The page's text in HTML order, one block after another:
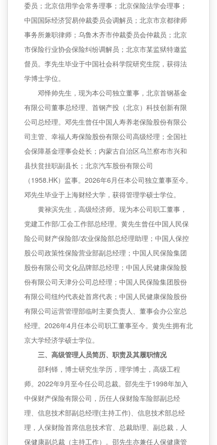
委员；北京信用学会常务理事；北京保险法学会理事；
中国国际经济贸易仲裁委员会调解员；北京市京都律师
事务所兼职律师；乌鲁木齐市仲裁委员会仲裁员；北京
市保险行业协会保险纠纷调解员；北京市某监狱特邀监
督员。李先生毕业于中国社会科学院研究生院，获得法
学博士学位。
邓怿帅先生，现为本公司独立董事，北京首钢基金
有限公司董事总经理、首钢产投（北京）科技创新有限
公司总经理。邓先生曾任中国人寿养老保险股份有限公
司主管、幸福人寿保险股份有限公司高级经理；全国社
会保障基金理事会处长；内蒙古自治区乌兰察布市兴和
县扶贫挂职副县长；北京汽车股份有限公司
（1958.HK）监事。2026年6月任本公司独立董事至今。
邓先生毕业于上海财经大学，获得管理学硕士学位。
黄禄滨先生，高级经济师。现为本公司职工董事，
党建工作部/工会工作部总经理。黄先生曾任中国人民保
险公司财产保险部/农业保险部总经理助理；中国人保控
股公司政策性保险营业部副总经理；中国人民保险集团
股份有限公司文化品牌部总经理；中国人民健康保险股
份有限公司天津分公司总经理；中国人民保险集团股份
有限公司纽约代表处首席代表；中国人民健康保险股份
有限公司运营管理部临时主要负责人、董事会办公室总
经理。2026年4月任本公司职工董事至今。黄先生拥有北
京大学经济学硕士学位。
三、高级管理人员简历、职责及其履职情况
邵利铎，博士研究生学历，理学博士，高级工程
师。2022年9月至今任公司总裁。邵先生于1998年加入
中保财产保险有限公司，历任人保财险车险部副总经
理、信息技术部副总经理(主持工作)、信息技术部总经
理，人保财险首席信息技术官、总裁助理、副总裁，人
保健康副总裁（主持工作）。邵先生亦兼任人保健康管